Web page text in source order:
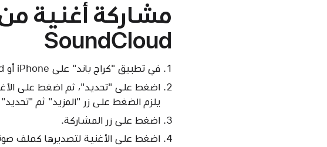
مشاركة أغنية
SoundCloud
في تطبيق "كراج باند" على iPhone أو iPad، اضغط على "تصفح" في متصفح "الأغاني الخاصة بي".
يلزم الضغط على زر "المزيد" ثم "تحديد"
اضغط على زر المشاركة.
اضغط على الأغنية لتصديرها كملف